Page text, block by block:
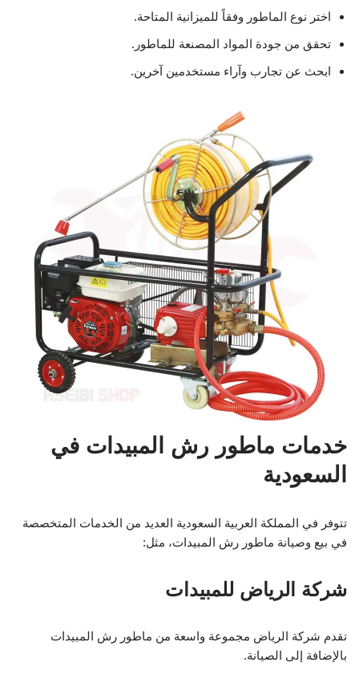
اختر نوع الماطور وفقاً للميزانية المتاحة.
تحقق من جودة المواد المصنعة للماطور.
ابحث عن تجارب وآراء مستخدمين آخرين.
خدمات ماطور رش المبيدات في
السعودية
تتوفر في المملكة العربية السعودية العديد من الخدمات المتخصصة
في بيع وصيانة ماطور رش المبيدات، مثل:
شركة الرياض للمبيدات
تقدم شركة الرياض مجموعة واسعة من ماطور رش المبيدات
بالإضافة إلى الصيانة.